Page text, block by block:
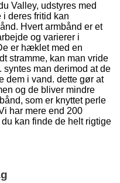
Valley, udstyres med
deres fritid kan
Hvert armbånd er et
og varierer i
er hæklet med en
stramme, kan man vride
man derimod at de
dem i vand. dette gør at
og de bliver mindre
som er knyttet perle
har mere end 200
kan finde de helt rigtige